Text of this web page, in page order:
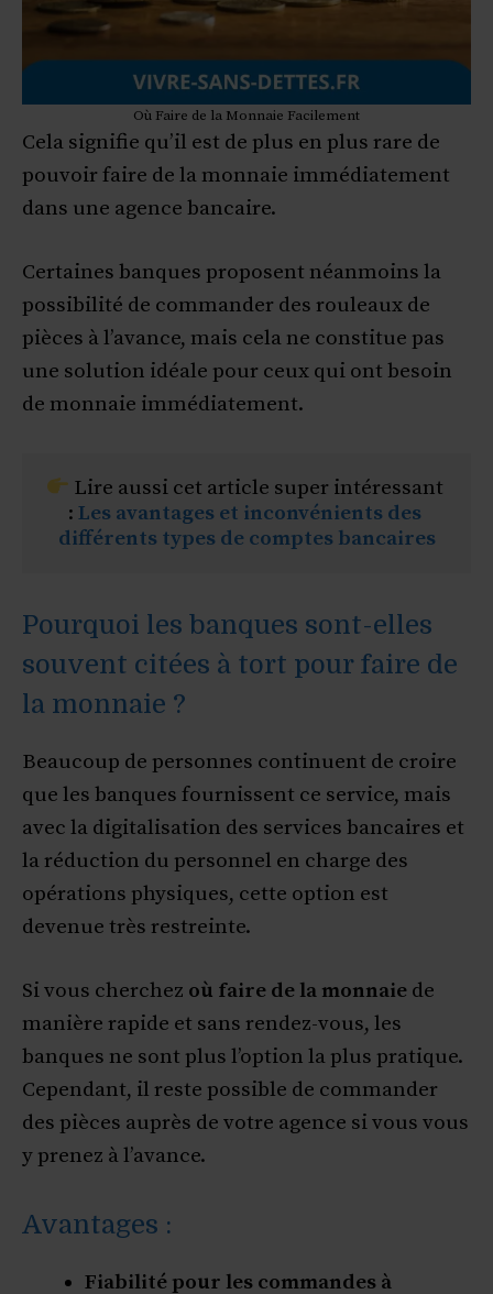
Où Faire de la Monnaie Facilement
Cela signifie qu’il est de plus en plus rare de
pouvoir faire de la monnaie immédiatement
dans une agence bancaire.
Certaines banques proposent néanmoins la
possibilité de commander des rouleaux de
pièces à l’avance, mais cela ne constitue pas
une solution idéale pour ceux qui ont besoin
de monnaie immédiatement.
Lire aussi cet article super intéressant
: Les avantages et inconvénients des
différents types de comptes bancaires
Pourquoi les banques sont-elles
souvent citées à tort pour faire de
la monnaie ?
Beaucoup de personnes continuent de croire
que les banques fournissent ce service, mais
avec la digitalisation des services bancaires et
la réduction du personnel en charge des
opérations physiques, cette option est
devenue très restreinte.
Si vous cherchez où faire de la monnaie de
manière rapide et sans rendez-vous, les
banques ne sont plus l’option la plus pratique.
Cependant, il reste possible de commander
des pièces auprès de votre agence si vous vous
y prenez à l’avance.
Avantages :
Fiabilité pour les commandes à